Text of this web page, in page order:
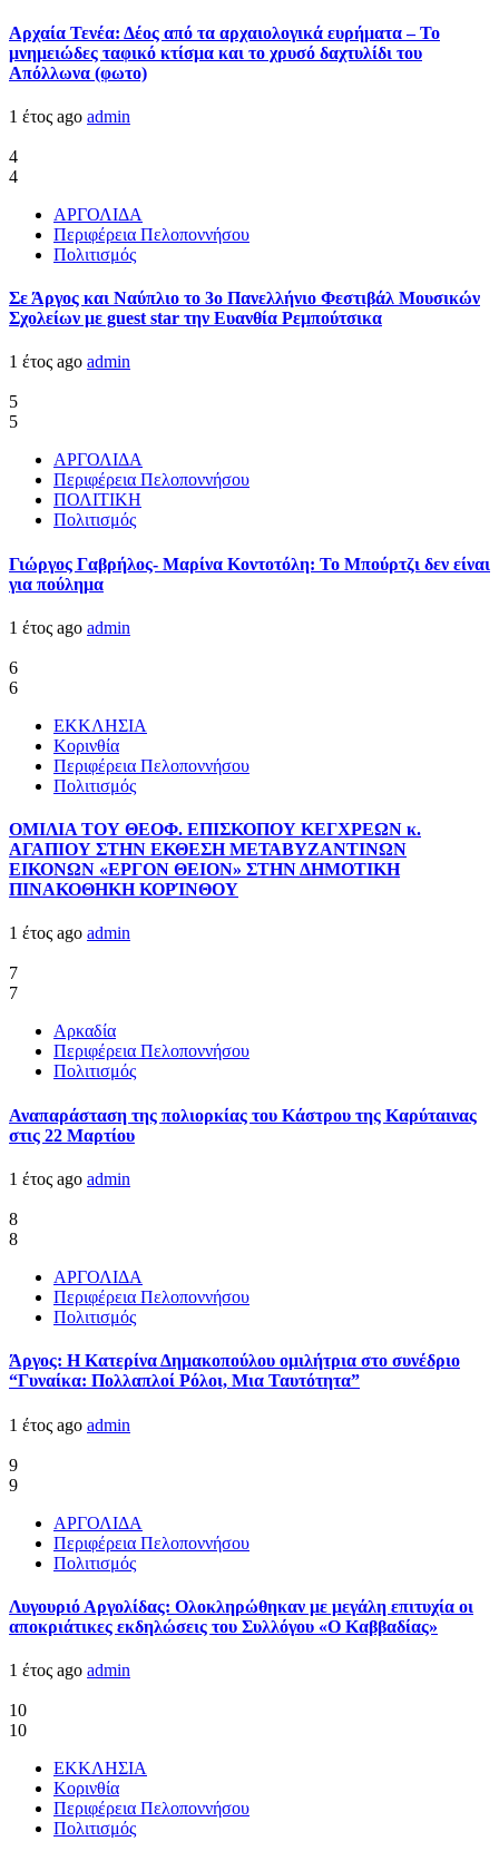
Αρχαία Τενέα: Δέος από τα αρχαιολογικά ευρήματα – Το
μνημειώδες ταφικό κτίσμα και το χρυσό δαχτυλίδι του
Απόλλωνα (φωτο)
1 έτος ago admin
4
4
ΑΡΓΟΛΙΔΑ
Περιφέρεια Πελοποννήσου
Πολιτισμός
Σε Άργος και Ναύπλιο το 3ο Πανελλήνιο Φεστιβάλ Μουσικών
Σχολείων με guest star την Ευανθία Ρεμπούτσικα
1 έτος ago admin
5
5
ΑΡΓΟΛΙΔΑ
Περιφέρεια Πελοποννήσου
ΠΟΛΙΤΙΚΗ
Πολιτισμός
Γιώργος Γαβρήλος- Μαρίνα Κοντοτόλη: Το Μπούρτζι δεν είναι
για πούλημα
1 έτος ago admin
6
6
ΕΚΚΛΗΣΙΑ
Κορινθία
Περιφέρεια Πελοποννήσου
Πολιτισμός
ΟΜΙΛΙΑ ΤΟΥ ΘΕΟΦ. ΕΠΙΣΚΟΠΟΥ ΚΕΓΧΡΕΩΝ κ.
ΑΓΑΠΙΟΥ ΣΤΗΝ ΕΚΘΕΣΗ ΜΕΤΑΒΥΖΑΝΤΙΝΩΝ
ΕΙΚΟΝΩΝ «ΕΡΓΟΝ ΘΕΙΟΝ» ΣΤΗΝ ΔΗΜΟΤΙΚΗ
ΠΙΝΑΚΟΘΗΚΗ ΚΟΡΊΝΘΟΥ
1 έτος ago admin
7
7
Αρκαδία
Περιφέρεια Πελοποννήσου
Πολιτισμός
Αναπαράσταση της πολιορκίας του Κάστρου της Καρύταινας
στις 22 Μαρτίου
1 έτος ago admin
8
8
ΑΡΓΟΛΙΔΑ
Περιφέρεια Πελοποννήσου
Πολιτισμός
Άργος: Η Κατερίνα Δημακοπούλου ομιλήτρια στο συνέδριο
“Γυναίκα: Πολλαπλοί Ρόλοι, Μια Ταυτότητα”
1 έτος ago admin
9
9
ΑΡΓΟΛΙΔΑ
Περιφέρεια Πελοποννήσου
Πολιτισμός
Λυγουριό Αργολίδας: Ολοκληρώθηκαν με μεγάλη επιτυχία οι
αποκριάτικες εκδηλώσεις του Συλλόγου «Ο Καββαδίας»
1 έτος ago admin
10
10
ΕΚΚΛΗΣΙΑ
Κορινθία
Περιφέρεια Πελοποννήσου
Πολιτισμός